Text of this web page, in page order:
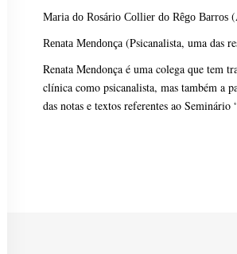
Maria do Rosário Collier do Rêgo Barros
Renata Mendonça (Psicanalista, uma das
Renata Mendonça é uma colega que tem
clínica como psicanalista, mas também a
das notas e textos referentes ao